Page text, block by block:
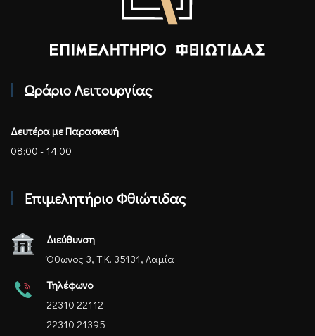
Ωράριο Λειτουργίας
Δευτέρα με Παρασκευή
08:00 - 14:00
Επιμελητήριο Φθιώτιδας
Διεύθυνση
Όθωνος 3, Τ.Κ. 35131, Λαμία
Τηλέφωνο
22310 22112
22310 21395